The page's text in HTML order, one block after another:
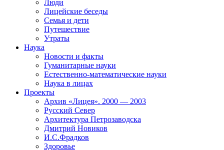
Люди
Лицейские беседы
Семья и дети
Путешествие
Утраты
Наука
Новости и факты
Гуманитарные науки
Естественно-математические науки
Наука в лицах
Проекты
Архив «Лицея». 2000 — 2003
Русский Север
Архитектура Петрозаводска
Дмитрий Новиков
И.С.Фрадков
Здоровье